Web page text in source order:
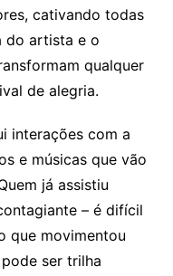
cativando todas
do artista e o
qualquer
de alegria.
interações com a
e músicas que vão
já assistiu
– é difícil
que movimentou
ser trilha